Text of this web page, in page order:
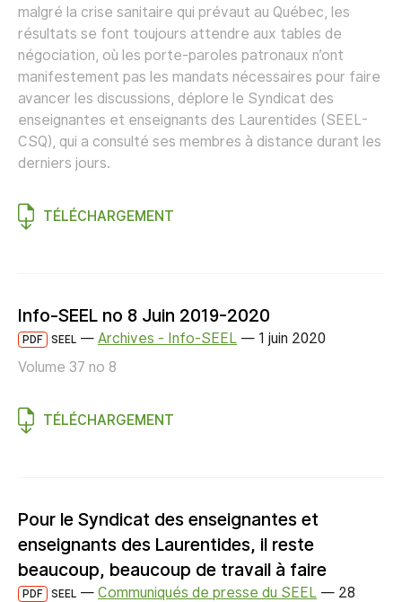
malgré la crise sanitaire qui prévaut au Québec, les
résultats se font toujours attendre aux tables de
négociation, où les porte-paroles patronaux n’ont
manifestement pas les mandats nécessaires pour faire
avancer les discussions, déplore le Syndicat des
enseignantes et enseignants des Laurentides (SEEL-
CSQ), qui a consulté ses membres à distance durant les
derniers jours.
TÉLÉCHARGEMENT
Info-SEEL no 8 Juin 2019-2020
PDF SEEL — Archives - Info-SEEL — 1 juin 2020
Volume 37 no 8
TÉLÉCHARGEMENT
Pour le Syndicat des enseignantes et
enseignants des Laurentides, il reste
beaucoup, beaucoup de travail à faire
PDF SEEL — Communiqués de presse du SEEL — 28